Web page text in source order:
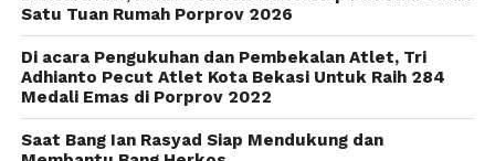
mendali tertinggi baru tim beregu wanita dengan
medali perak, terakhir pada Porda Jabar 2018 lalu.
“Karena tidak ada regenarasi, atlet kita selama ini
masih khusus kompetisi matc 10 meter menembak.
Satu Tuan Rumah Porprov 2026
Di acara Pengukuhan dan Pembekalan Atlet, Tri
Adhianto Pecut Atlet Kota Bekasi Untuk Raih 284
Medali Emas di Porprov 2022
Saat Bang Ian Rasyad Siap Mendukung dan